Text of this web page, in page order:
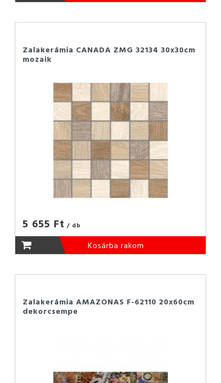
Zalakerámia CANADA ZMG 32134 30x30cm
mozaik
5 655 Ft / db
Kosárba rakom
Zalakerámia AMAZONAS F-62110 20x60cm
dekorcsempe